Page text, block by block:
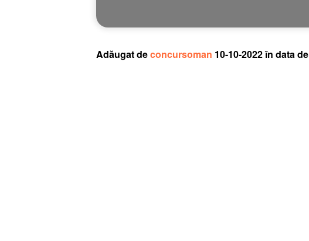
Adăugat deconcursoman 10-10-2022 în data de